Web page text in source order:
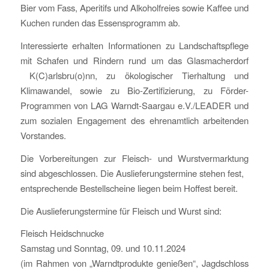
Bier vom Fass, Aperitifs und Alkoholfreies sowie Kaffee und
Kuchen runden das Essensprogramm ab.
Interessierte erhalten Informationen zu Landschaftspflege
mit Schafen und Rindern rund um das Glasmacherdorf
K(C)arlsbru(o)nn, zu ökologischer Tierhaltung und
Klimawandel, sowie zu Bio-Zertifizierung, zu Förder-
Programmen von LAG Warndt-Saargau e.V./LEADER und
zum sozialen Engagement des ehrenamtlich arbeitenden
Vorstandes.
Die Vorbereitungen zur Fleisch- und Wurstvermarktung
sind abgeschlossen. Die Auslieferungstermine stehen fest,
entsprechende Bestellscheine liegen beim Hoffest bereit.
Die Auslieferungstermine für Fleisch und Wurst sind:
Fleisch Heidschnucke
Samstag und Sonntag, 09. und 10.11.2024
(im Rahmen von „Warndtprodukte genießen“, Jagdschloss